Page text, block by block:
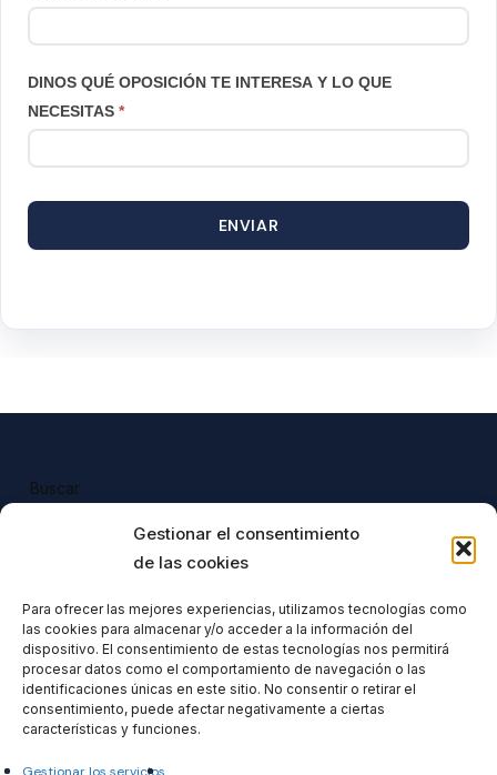
Gestionar el consentimiento
de las cookies
Para ofrecer las mejores experiencias, utilizamos tecnologías como
las cookies para almacenar y/o acceder a la información del
dispositivo. El consentimiento de estas tecnologías nos permitirá
procesar datos como el comportamiento de navegación o las
identificaciones únicas en este sitio. No consentir o retirar el
consentimiento, puede afectar negativamente a ciertas
características y funciones.
DINOS QUÉ OPOSICIÓN TE INTERESA Y LO QUE
NECESITAS *
ENVIAR
Buscar
Todos nuestros productos tienen
incluido el IVA en su precio.